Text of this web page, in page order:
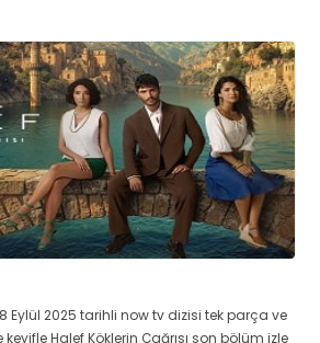
Eylül 2025 tarihli now tv dizisi tek parça ve
Halef Köklerin Çağrısı son bölüm izle